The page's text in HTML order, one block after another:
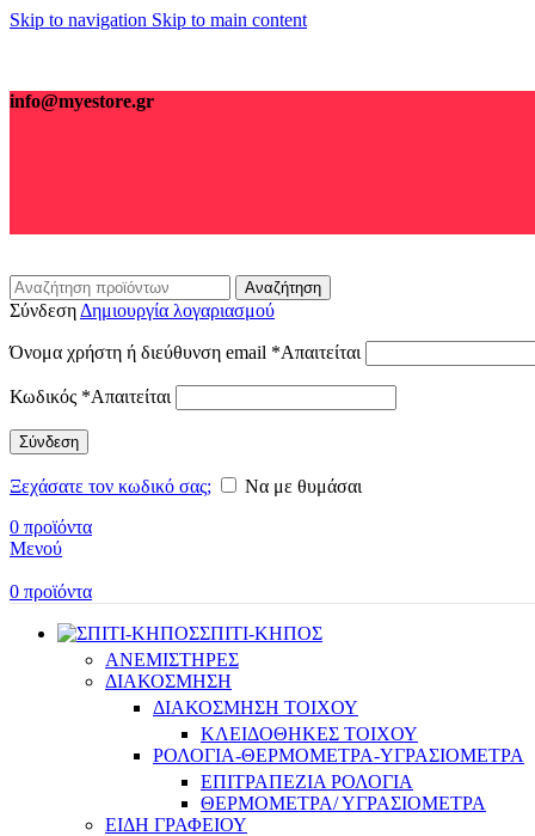
Skip to navigation Skip to main content
info@myestore.gr
Αναζήτηση
Σύνδεση Δημιουργία λογαριασμού
Όνομα χρήστη ή διεύθυνση email *Απαιτείται
Κωδικός *Απαιτείται
Σύνδεση
Ξεχάσατε τον κωδικό σας;
Να με θυμάσαι
0 προϊόντα
Μενού
0 προϊόντα
ΣΠΙΤΙ-ΚΗΠΟΣ
ΑΝΕΜΙΣΤΗΡΕΣ
ΔΙΑΚΟΣΜΗΣΗ
ΔΙΑΚΟΣΜΗΣΗ ΤΟΙΧΟΥ
ΚΛΕΙΔΟΘΗΚΕΣ ΤΟΙΧΟΥ
ΡΟΛΟΓΙΑ-ΘΕΡΜΟΜΕΤΡΑ-ΥΓΡΑΣΙΟΜΕΤΡΑ
ΕΠΙΤΡΑΠΕΖΙΑ ΡΟΛΟΓΙΑ
ΘΕΡΜΟΜΕΤΡΑ/ ΥΓΡΑΣΙΟΜΕΤΡΑ
ΕΙΔΗ ΓΡΑΦΕΙΟΥ